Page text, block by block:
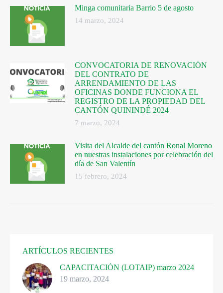
Minga comunitaria Barrio 5 de agosto
14 marzo, 2024
CONVOCATORIA DE RENOVACIÓN
DEL CONTRATO DE
ARRENDAMIENTO DE LAS
OFICINAS DONDE FUNCIONA EL
REGISTRO DE LA PROPIEDAD DEL
CANTÓN QUININDÉ 2024
7 marzo, 2024
Visita del Alcalde del cantón Ronal Moreno
en nuestras instalaciones por celebración del
día de San Valentín
15 febrero, 2024
ARTÍCULOS RECIENTES
CAPACITACIÓN (LOTAIP) marzo 2024
19 marzo, 2024